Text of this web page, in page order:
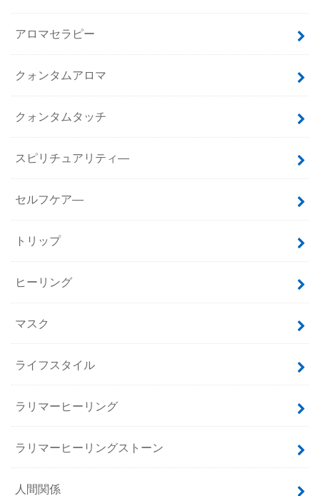
アロマセラピー
クォンタムアロマ
クォンタムタッチ
スピリチュアリティ―
セルフケア―
トリップ
ヒーリング
マスク
ライフスタイル
ラリマーヒーリング
ラリマーヒーリングストーン
人間関係